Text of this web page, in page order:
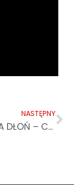
NASTĘPNY
ŻYCZLIWA DŁOŃ – CARITAS DLA UKRAINY